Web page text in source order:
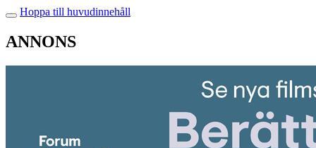
Hoppa till huvudinnehåll
ANNONS